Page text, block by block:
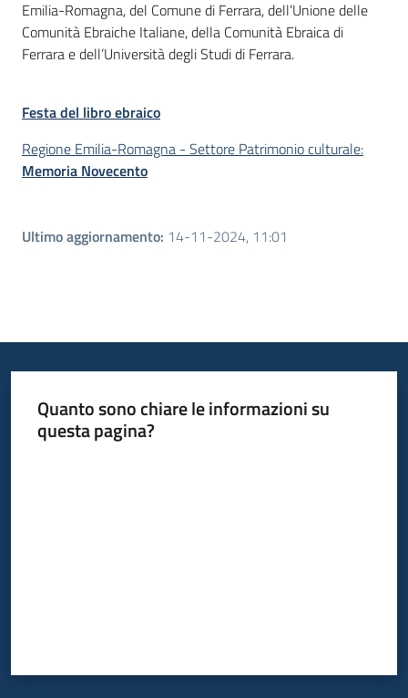
Emilia-Romagna, del Comune di Ferrara, dell’Unione delle
Comunità Ebraiche Italiane, della Comunità Ebraica di
Ferrara e dell’Università degli Studi di Ferrara.
Festa del libro ebraico
Regione Emilia-Romagna - Settore Patrimonio culturale:
Memoria Novecento
Ultimo aggiornamento: 14-11-2024, 11:01
Quanto sono chiare le informazioni su
questa pagina?